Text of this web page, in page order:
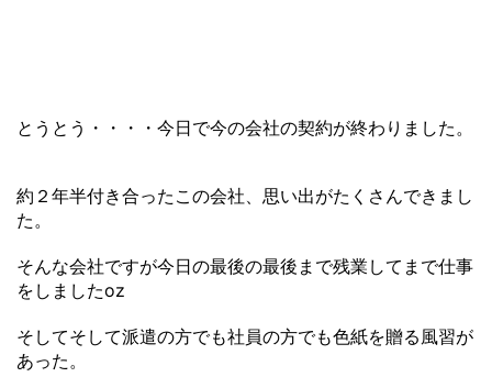
とうとう・・・・今日で今の会社の契約が終わりました。
約２年半付き合ったこの会社、思い出がたくさんできまし
た。
そんな会社ですが今日の最後の最後まで残業してまで仕事
をしましたoz
そしてそして派遣の方でも社員の方でも色紙を贈る風習が
あった。